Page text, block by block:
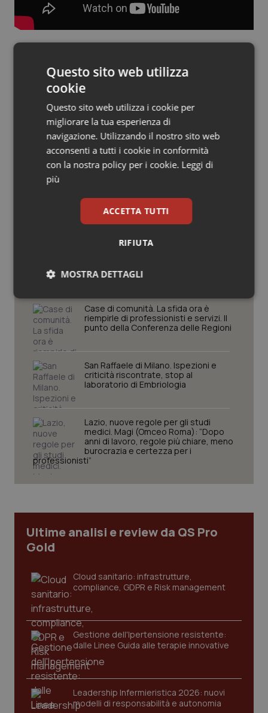
Salute orale & impianti
Sangue & coagulazione
Tiroide
Tumore al seno
Tumore ovarico
Tumori del Polmone & Testa Collo
Tumori gastrointestinali
17 Gennaio 2019
© Riproduzione riservata
Regioni e Asl
fotografano la qualità reale del Ssn”
Case di comunità. La sfida ora è
riempirle di professionisti e servizi. Il
punto della Conferenza delle Regioni
San Raffaele di Milano. Ispezioni e
criticità riscontrate, stop al
laboratorio di Embriologia
Lazio, nuove regole per gli studi
medici. Magi (Omceo Roma): “Dopo
anni di lavoro, regole più chiare, meno
burocrazia e certezza per i
professionisti”
Ultime analisi e review da QS Pro
Gold
Cloud sanitario: infrastrutture,
compliance, GDPR e Risk management
Gestione dell'Ipertensione resistente:
dalle Linee Guida alle terapie innovative
Leadership Infermieristica 2026: nuovi
modelli di responsabilità e autonomia
Questo sito web utilizza
cookie
Questo sito web utilizza i cookie per
migliorare la tua esperienza di
navigazione. Utilizzando il nostro sito web
acconsenti a tutti i cookie in conformità
con la nostra policy per i cookie. Leggi di
più
ACCETTA TUTTI
RIFIUTA
MOSTRA DETTAGLI
Necessari Statistici Marketing
Necessari Statistici Marketing
I cookie necessari contribuiscono a rendere fruibile il
navigazione sulle pagine e l'accesso alle aree
protette del sito. Il sito web non è in grado di
funzionare correttamente senza questi cookie.
Nome
CookieScriptConsent
www.quotidianosanita.it